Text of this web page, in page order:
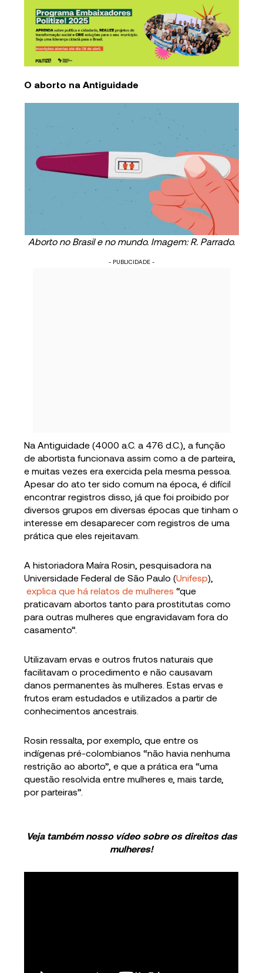
O aborto na Antiguidade
Aborto no Brasil e no mundo. Imagem: R. Parrado.
- PUBLICIDADE -
Na Antiguidade (4000 a.C. a 476 d.C.), a função
de abortista funcionava assim como a de parteira,
e muitas vezes era exercida pela mesma pessoa.
Apesar do ato ter sido comum na época, é difícil
encontrar registros disso, já que foi proibido por
diversos grupos em diversas épocas que tinham o
interesse em desaparecer com registros de uma
prática que eles rejeitavam.
A historiadora Maíra Rosin, pesquisadora na
Universidade Federal de São Paulo (Unifesp),
explica que há relatos de mulheres “que
praticavam abortos tanto para prostitutas como
para outras mulheres que engravidavam fora do
casamento”.
Utilizavam ervas e outros frutos naturais que
facilitavam o procedimento e não causavam
danos permanentes às mulheres. Estas ervas e
frutos eram estudados e utilizados a partir de
conhecimentos ancestrais.
Rosin ressalta, por exemplo, que entre os
indígenas pré-colombianos “não havia nenhuma
restrição ao aborto”, e que a prática era “uma
questão resolvida entre mulheres e, mais tarde,
por parteiras”.
Veja também nosso vídeo sobre os direitos das
mulheres!